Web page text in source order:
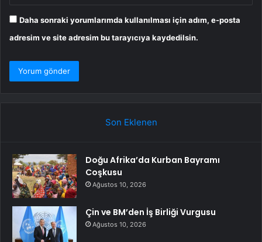
Daha sonraki yorumlarımda kullanılması için adım, e-posta
adresim ve site adresim bu tarayıcıya kaydedilsin.
Son Eklenen
Doğu Afrika’da Kurban Bayramı
Coşkusu
Ağustos 10, 2026
Çin ve BM’den İş Birliği Vurgusu
Ağustos 10, 2026